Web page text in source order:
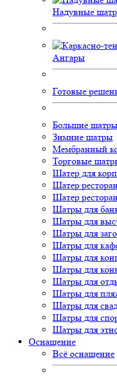
Надувные
Ангары
Готовые
Большие
Зимние шатры
Мембранный
Торговые
Шатер для
Шатер
Шатер
Шатры для
Шатры для
Шатры для
Шатры для
Шатры для
Шатры для
Шатры для
Шатры для
Шатры для
Шатры для
Шатры для
Оснащение
Всё оснащение